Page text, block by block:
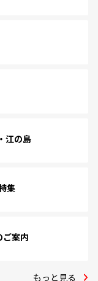
江の島
集
ご案内
もっと見る